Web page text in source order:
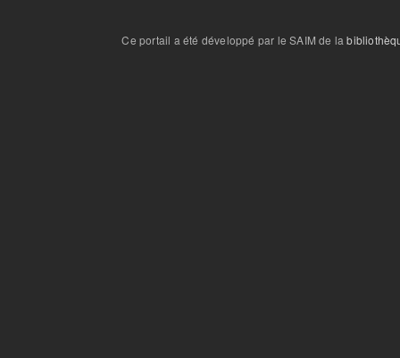
Ce portail a été développé par le SAIM de la